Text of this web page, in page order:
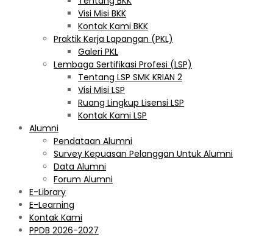
Visi Misi BKK
Kontak Kami BKK
Praktik Kerja Lapangan (PKL)
Galeri PKL
Lembaga Sertifikasi Profesi (LSP)
Tentang LSP SMK KRIAN 2
Visi Misi LSP
Ruang Lingkup Lisensi LSP
Kontak Kami LSP
Alumni
Pendataan Alumni
Survey Kepuasan Pelanggan Untuk Alumni
Data Alumni
Forum Alumni
E-Library
E-Learning
Kontak Kami
PPDB 2026-2027